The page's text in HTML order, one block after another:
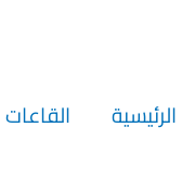
الرئيسية القاعات